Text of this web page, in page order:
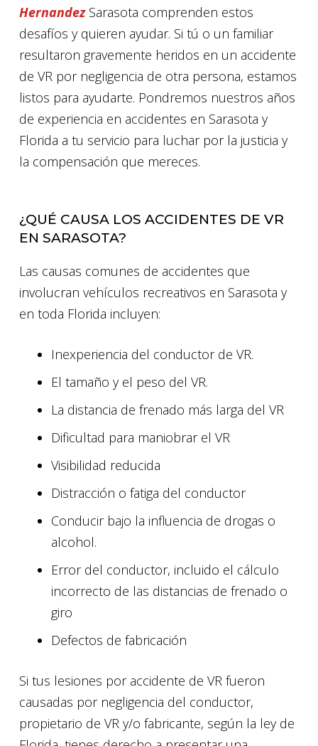
HernandezSarasota comprenden estos
desafíos y quieren ayudar. Si tú o un familiar
resultaron gravemente heridos en un accidente
de VR por negligencia de otra persona, estamos
listos para ayudarte. Pondremos nuestros años
de experiencia en accidentes en Sarasota y
Florida a tu servicio para luchar por la justicia y
la compensación que mereces.
¿QUÉ CAUSA LOS ACCIDENTES DE VR
EN SARASOTA?
Las causas comunes de accidentes que
involucran vehículos recreativos en Sarasota y
en toda Florida incluyen:
Inexperiencia del conductor de VR.
El tamaño y el peso del VR.
La distancia de frenado más larga del VR
Dificultad para maniobrar el VR
Visibilidad reducida
Distracción o fatiga del conductor
Conducir bajo la influencia de drogas o
alcohol.
Error del conductor, incluido el cálculo
incorrecto de las distancias de frenado o
giro
Defectos de fabricación
Si tus lesiones por accidente de VR fueron
causadas por negligencia del conductor,
propietario de VR y/o fabricante, según la ley de